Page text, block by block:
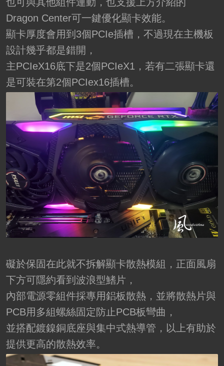
Dragon Center可一鍵優化顯卡效能。
顯卡厚度會用到3個PCIe插槽，不過現在主機板
設計幾乎都是錯開，
主PCIeX16底下是2個PCIeX1，若有二張顯卡還
是可裝在第2個PCIex16插槽。
礙於保固在此就不拆解顯卡散熱模組，正面風扇
下方可隱約看到波浪型鰭片，
內部電源零組件採專用鋁板散熱，並將散熱片與
PCB用多組螺絲固定防止PCB板彎曲，
並搭配鍍鎳銅底座與集中式熱導管，以上有助於
提供更高的散熱效率。